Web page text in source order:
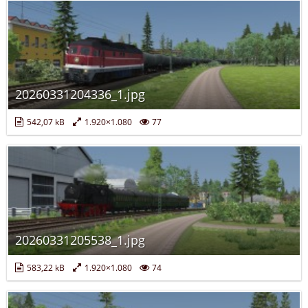
20260331204336_1.jpg
542,07 kB 1.920×1.080 77
20260331205538_1.jpg
583,22 kB 1.920×1.080 74